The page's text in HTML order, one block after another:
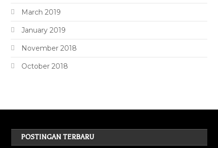
March 2019
January 2019
November 2018
October 2018
POSTINGAN TERBARU